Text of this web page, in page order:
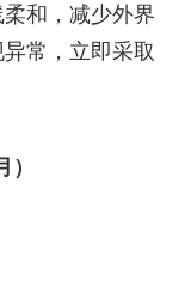
和，减少外界
常，立即采取